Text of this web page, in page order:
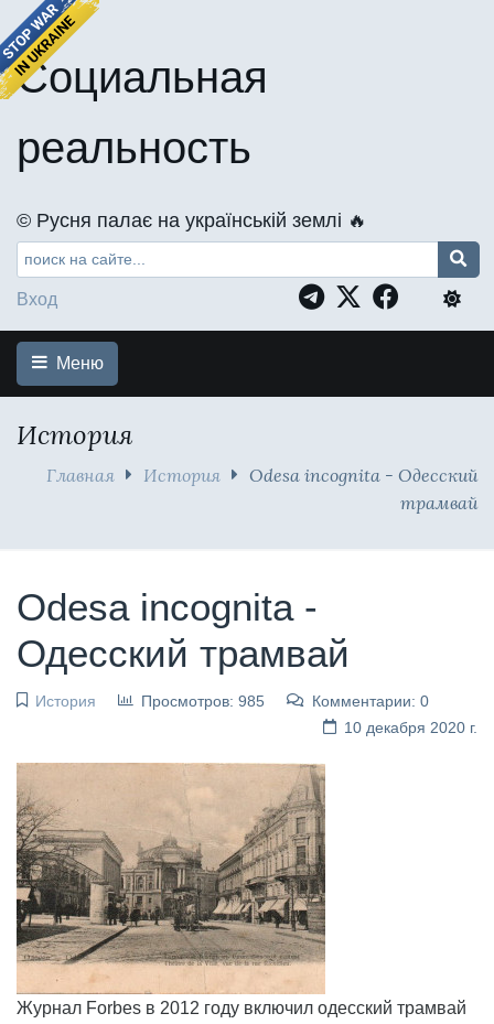
Социальная
реальность
©️ Русня палає на українській землі 🔥
Вход
Меню
История
Главная История
Odesa incognita - Одесский
трамвай
Odesa incognita -
Одесский трамвай
История Просмотров: 985
Комментарии: 0
10 декабря 2020 г.
Журнал Forbes в 2012 году включил одесский трамвай